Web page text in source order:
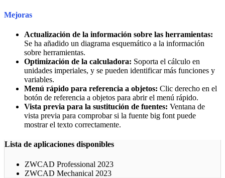
Mejoras
Actualización de la información sobre las herramientas:
Se ha añadido un diagrama esquemático a la información
sobre herramientas.
Optimización de la calculadora: Soporta el cálculo en
unidades imperiales, y se pueden identificar más funciones y
variables.
Menú rápido para referencia a objetos: Clic derecho en el
botón de referencia a objetos para abrir el menú rápido.
Vista previa para la sustitución de fuentes: Ventana de
vista previa para comprobar si la fuente big font puede
mostrar el texto correctamente.
Lista de aplicaciones disponibles
ZWCAD Professional 2023
ZWCAD Mechanical 2023